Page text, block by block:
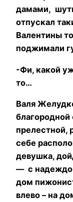
дамами,
отпускал
Валентины
поджимали
-Фи, какой
то…
Валя
прелестной,
себе
девушка,
— с
дом
влево – на